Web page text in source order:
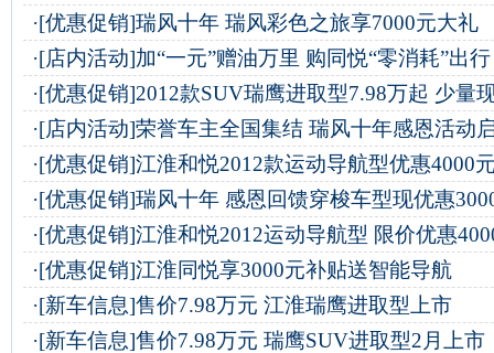
·[优惠促销]瑞风十年 瑞风彩色之旅享7000元大礼
·[店内活动]加“一元”赠油万里 购同悦“零消耗”出行
·[优惠促销]2012款SUV瑞鹰进取型7.98万起 少量
·[店内活动]荣誉车主全国集结 瑞风十年感恩活动
·[优惠促销]江淮和悦2012款运动导航型优惠4000
·[优惠促销]瑞风十年 感恩回馈穿梭车型现优惠
·[优惠促销]江淮和悦2012运动导航型 限价优惠
·[优惠促销]江淮同悦享3000元补贴送智能导航
·[新车信息]售价7.98万元 江淮瑞鹰进取型上市
·[新车信息]售价7.98万元 瑞鹰SUV进取型2月上市